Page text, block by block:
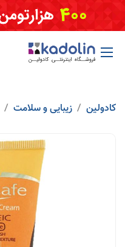
Skip to Content
کادولین زیبایی و سلامت